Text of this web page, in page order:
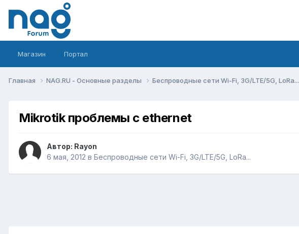
Магазин Портал
Главная NAG.RU - Основные разделы Беспроводные сети Wi-Fi, 3G/LTE/5G, LoRa...
Mikrotik проблемы с ethernet
Автор: Rayon
6 мая, 2012 в Беспроводные сети Wi-Fi, 3G/LTE/5G, LoRa...